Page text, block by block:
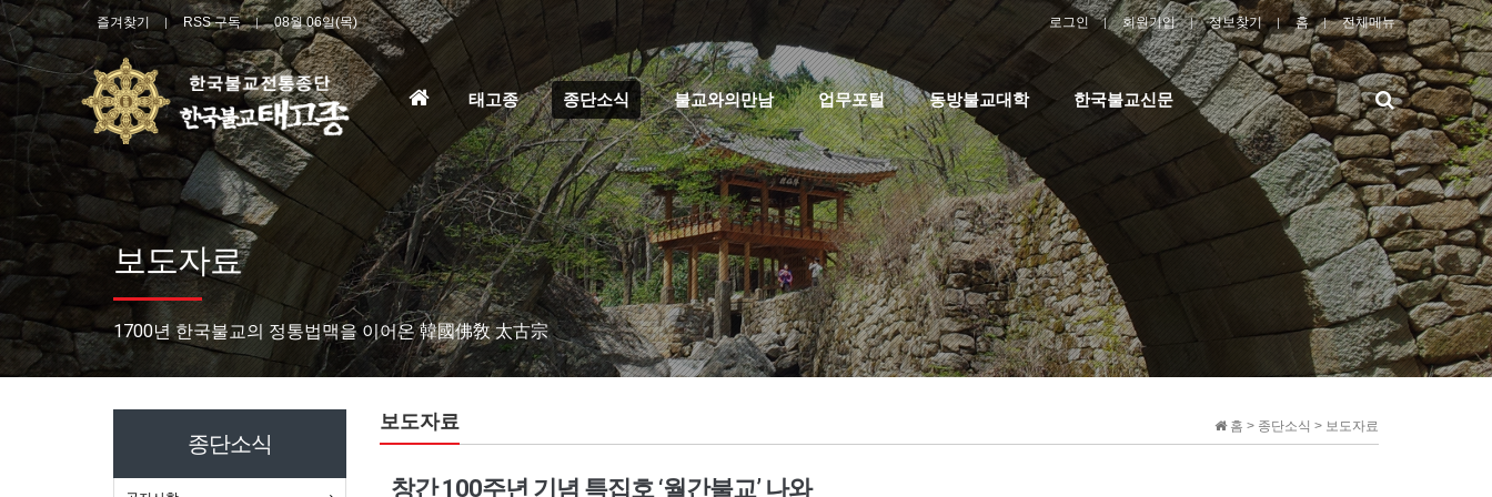
즐겨찾기 RSS 구독 08월 06일(목) 로그인 회원가입 정보찾기 홈 전체메뉴
홈
태고종 종단소식 불교와의만남 업무포털 동방불교대학 한국불교신문
검
색
보도자료
1700년 한국불교의 정통법맥을 이어온 韓國佛敎 太古宗
홈 > 종단소식 > 보도자료
보도자료
창간 100주년 기념 특집호 ‘월간불교’ 나와
종단소식